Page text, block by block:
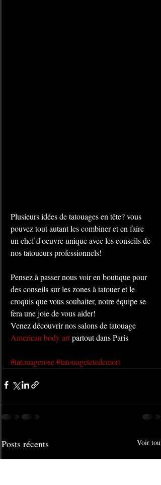
Plusieurs idées de tatouages en tête? vous
pouvez tout autant les combiner et en faire
un chef d'oeuvre unique avec les conseils de
nos tatoueurs professionnels!
Pensez à passer nous voir en boutique pour
des conseils sur les zones à tatouer et le
croquis que vous souhaiter, notre équipe se
fera une joie de vous aider!
Venez découvrir nos salons de tatouage
American body art partout dans Paris
#tatouagerose#tatouagetetedemort
Posts récents Voir tout